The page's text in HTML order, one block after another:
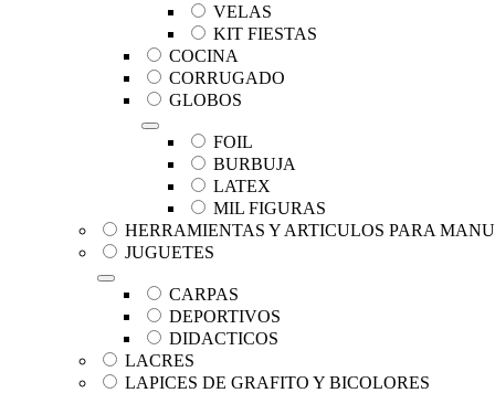
VELAS
KIT FIESTAS
COCINA
CORRUGADO
GLOBOS
FOIL
BURBUJA
LATEX
MIL FIGURAS
HERRAMIENTAS Y ARTICULOS PARA
JUGUETES
CARPAS
DEPORTIVOS
DIDACTICOS
LACRES
LAPICES DE GRAFITO Y BICOLORES